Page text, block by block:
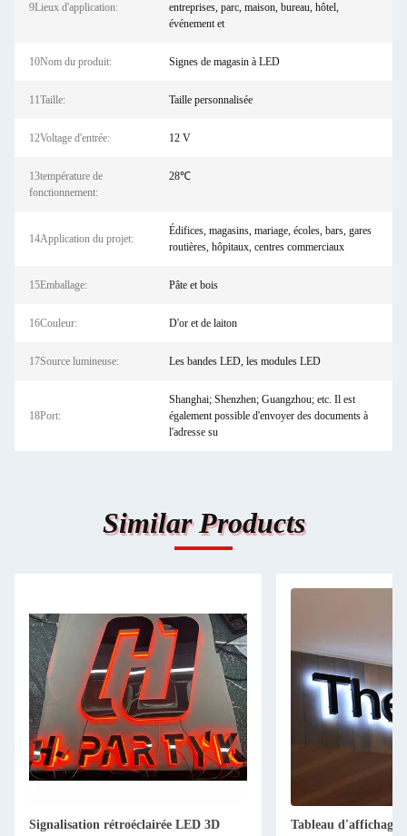
9Lieux d'application:
entreprises, parc, maison, bureau, hôtel,
événement et
10Nom du produit: Signes de magasin à LED
11Taille: Taille personnalisée
12Voltage d'entrée: 12 V
13température de
fonctionnement:
28℃
14Application du projet:
Édifices, magasins, mariage, écoles, bars, gares
routières, hôpitaux, centres commerciaux
15Emballage: Pâte et bois
16Couleur: D'or et de laiton
17Source lumineuse: Les bandes LED, les modules LED
18Port:
Shanghai; Shenzhen; Guangzhou; etc. Il est
également possible d'envoyer des documents à
l'adresse su
Similar Products
Signalisation rétroéclairée LED 3D
Tableau d'affichage